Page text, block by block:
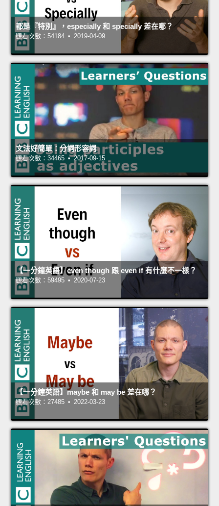
都是『特別』，especially 和 specially 差在哪？
觀看次數：54184 • 2019-04-09
文法好簡單：分詞形容詞
觀看次數：34465 • 2017-09-15
【一分鐘英語】even though 跟 even if 有什麼不一樣？
觀看次數：59495 • 2020-07-23
【一分鐘英語】maybe 和 may be 差在哪？
觀看次數：27485 • 2022-03-23